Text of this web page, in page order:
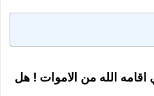
الله من الاموات ! هل